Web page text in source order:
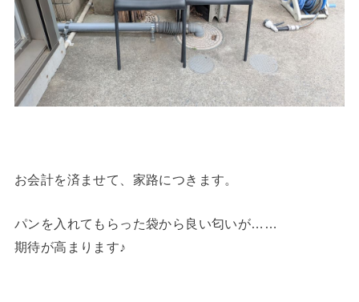
お会計を済ませて、家路につきます。
パンを入れてもらった袋から良い匂いが……
期待が高まります♪